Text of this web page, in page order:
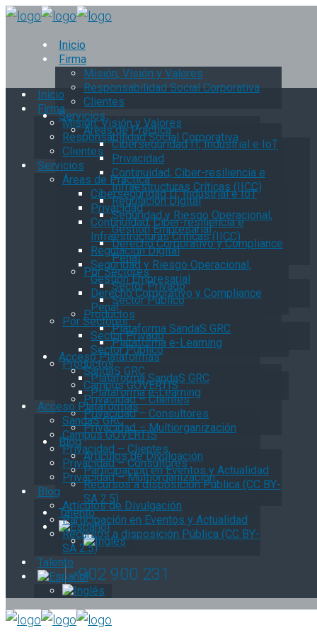
Inicio
Firma
Misión, Visión y Valores
Responsabilidad Social Corporativa
Clientes
Servicios
Áreas de Práctica
Ciberseguridad IT, Industrial e IoT
Privacidad
Continuidad, Ciber-resiliencia e
Infraestructuras Críticas (IICC)
Regulación Digital
Seguridad y Riesgo Operacional,
Gestión Empresarial
Derecho Corporativo y Compliance
Penal
Por Sectores
Sector Privado
Sector Público
Productos
Plataforma SandaS GRC
Plataforma e-Learning
Acceso Plataformas
SandaS GRC
Campus GOVERTIS
Privacidad – Clientes
Privacidad – Consultores
Privacidad – Multiorganización
Blog
Artículos de Divulgación
Participación en Eventos y Actualidad
Recursos a disposición Pública (CC BY-
SA 2.5)
Talento
902 900 231
Inicio
Firma
Misión, Visión y Valores
Responsabilidad Social Corporativa
Clientes
Servicios
Áreas de Práctica
Ciberseguridad IT, Industrial e IoT
Privacidad
Continuidad, Ciber-resiliencia e
Infraestructuras Críticas (IICC)
Regulación Digital
Seguridad y Riesgo Operacional,
Gestión Empresarial
Derecho Corporativo y Compliance
Penal
Por Sectores
Sector Privado
Sector Público
Productos
Plataforma SandaS GRC
Plataforma e-Learning
Acceso Plataformas
SandaS GRC
Campus GOVERTIS
Privacidad – Clientes
Privacidad – Consultores
Privacidad – Multiorganización
Blog
Artículos de Divulgación
Participación en Eventos y Actualidad
Recursos a disposición Pública (CC BY-
SA 2.5)
Talento